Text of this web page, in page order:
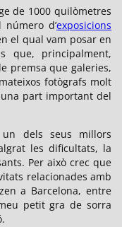
de 1000 quilòmetres
d’exposicions
el qual vam posar en
que, principalment,
premsa que galeries,
fotògrafs molt
part important del
dels seus millors
les dificultats, la
Per això crec que
relacionades amb
a Barcelona, entre
petit gra de sorra